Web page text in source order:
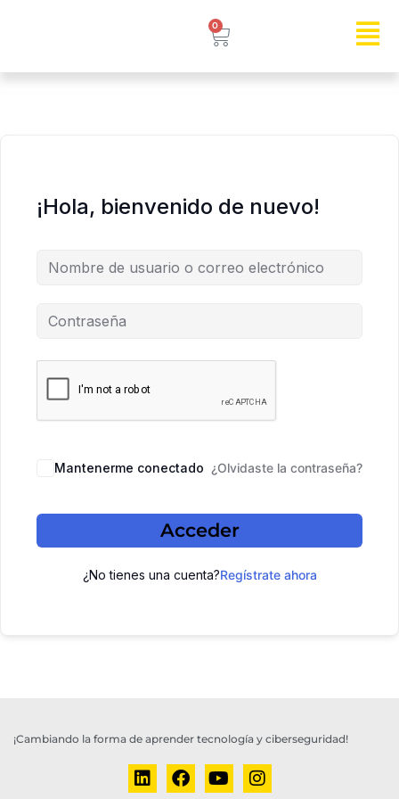
0
¡Hola, bienvenido de nuevo!
Mantenerme conectado ¿Olvidaste la contraseña?
Acceder
¿No tienes una cuenta?Regístrate ahora
¡Cambiando la forma de aprender tecnología y ciberseguridad!